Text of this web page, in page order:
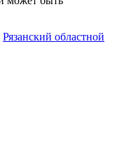
Рязанский областной